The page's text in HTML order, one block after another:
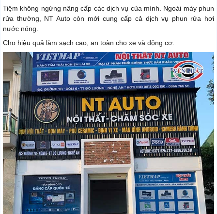
Tiệm không ngừng nâng cấp các dịch vụ của mình. Ngoài máy phun
rửa thường, NT Auto còn mới cung cấp cả dịch vụ phun rửa hơi
nước nóng.
Cho hiệu quả làm sạch cao, an toàn cho xe và động cơ.